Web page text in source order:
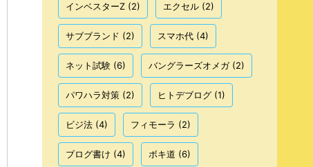
インベスターZ (2) エクセル (2)
サブブランド (2) スマホ代 (4)
ネット試験 (6) バングラーズオメガ(2)
パワハラ対策 (2) ヒトデブログ (1)
ビジ法 (4) フィモーラ (2)
ブログ書け (4) ボキ道 (6)